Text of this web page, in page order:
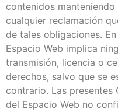
contenidos
cualquier reclamación
de tales obligaciones.
Espacio Web implica
transmisión, licencia o
derechos, salvo que se
contrario. Las presentes
del Espacio Web no